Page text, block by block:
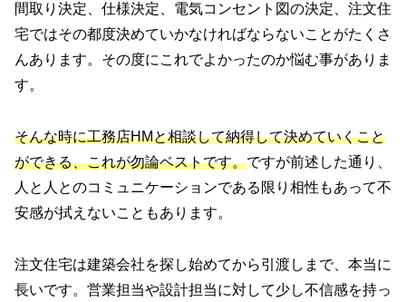
間取り決定、仕様決定、電気コンセント図の決定、注文住
宅ではその都度決めていかなければならないことがたくさ
んあります。その度にこれでよかったのか悩む事がありま
す。
そんな時に工務店HMと相談して納得して決めていくこと
ができる、これが勿論ベストです。ですが前述した通り、
人と人とのコミュニケーションである限り相性もあって不
安感が拭えないこともあります。
注文住宅は建築会社を探し始めてから引渡しまで、本当に
長いです。営業担当や設計担当に対して少し不信感を持っ